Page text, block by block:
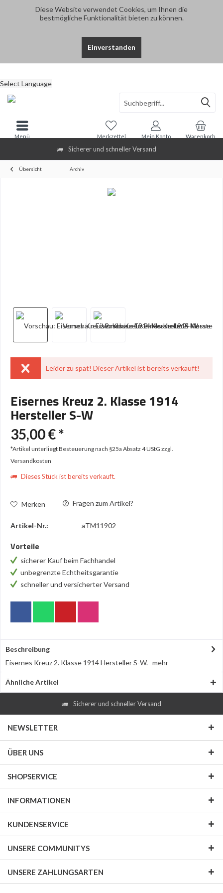
Diese Website verwendet Cookies, um Ihnen die
bestmögliche Funktionalität bieten zu können.
Einverstanden
Sicherer und schneller Versand
Select Language
Warenkorb
Merkzettel Mein Konto
Menü
Übersicht Archiv
Leider zu spät! Dieser Artikel ist bereits verkauft!
Eisernes Kreuz 2. Klasse 1914
Hersteller S-W
35,00 € *
*Artikel unterliegt Besteuerung nach §25a Absatz 4 UStG zzgl.
Versandkosten
Dieses Stück ist bereits verkauft.
Merken Fragen zum Artikel?
Artikel-Nr.: aTM11902
Vorteile
sicherer Kauf beim Fachhandel
unbegrenzte Echtheitsgarantie
schneller und versicherter Versand
Beschreibung
Eisernes Kreuz 2. Klasse 1914 Hersteller S-W. mehr
Ähnliche Artikel
Sicherer und schneller Versand
NEWSLETTER
ÜBER UNS
SHOPSERVICE
INFORMATIONEN
KUNDENSERVICE
UNSERE COMMUNITYS
UNSERE ZAHLUNGSARTEN